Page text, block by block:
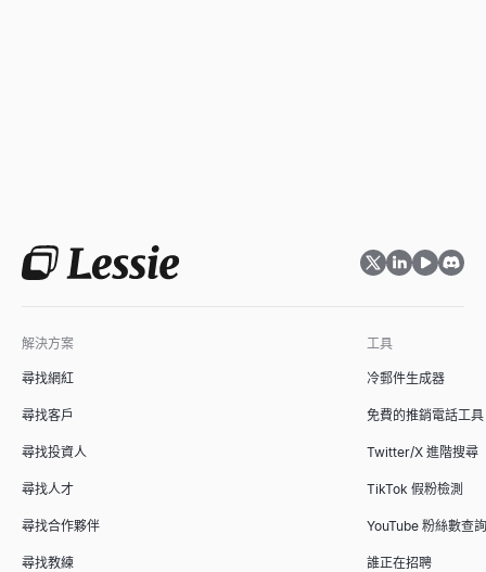
解決方案
尋找網紅
尋找客戶
尋找投資人
尋找人才
尋找合作夥伴
尋找教練
工具
冷郵件生成器
免費的推銷電話工具
Twitter/X 進階搜尋
TikTok 假粉檢測
YouTube 粉絲數查詢
誰正在招聘